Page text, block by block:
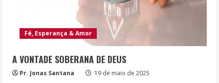
Fé, Esperança & Amor
A VONTADE SOBERANA DE DEUS
Pr. Jonas Santana 19 de maio de 2025